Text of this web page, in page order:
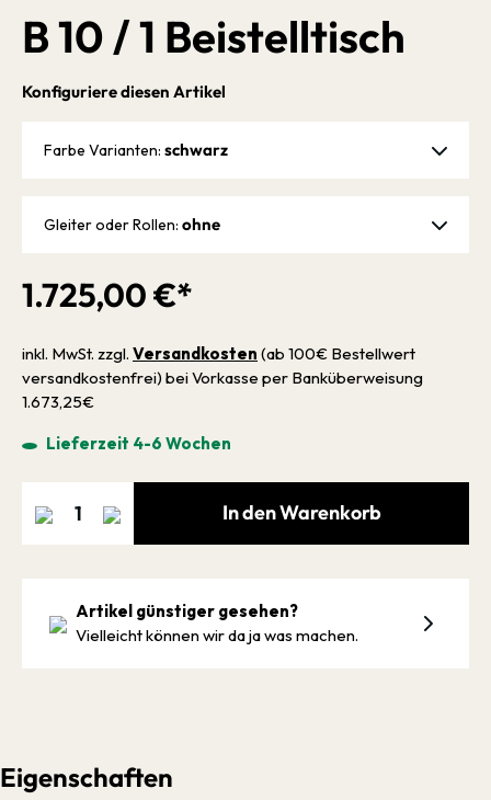
B 10 / 1 Beistelltisch
1.725,00 €*
inkl. MwSt. zzgl. Versandkosten (ab 100€ Bestellwert
versandkostenfrei) bei Vorkasse per Banküberweisung
1.673,25€
Lieferzeit 4-6 Wochen
Konfiguriere diesen Artikel
Farbe Varianten: schwarz
Gleiter oder Rollen: ohne
In den Warenkorb
Artikel günstiger gesehen?
Vielleicht können wir da ja was machen.
Eigenschaften